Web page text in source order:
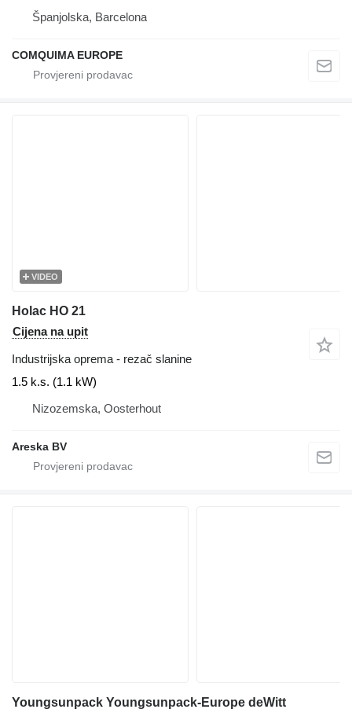
Španjolska, Barcelona
COMQUIMA EUROPE
VIDEO
Holac HO 21
Cijena na upit
Industrijska oprema - rezač slanine
1.5 k.s. (1.1 kW)
Nizozemska, Oosterhout
Areska BV
Youngsunpack Youngsunpack-Europe deWitt